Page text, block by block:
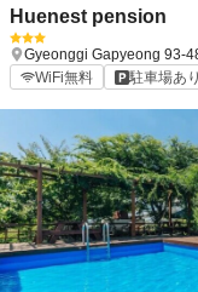
Huenest pension
Gyeonggi Gapyeong 93-
WiFi無料
駐車場あり